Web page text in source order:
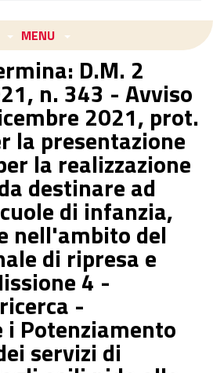
MENU
D.M. 2
n. 343 - Avviso
2021, prot.
la presentazione
la realizzazione
destinare ad
di infanzia,
nell'ambito del
di ripresa e
4 -
-
i Potenziamento
servizi di